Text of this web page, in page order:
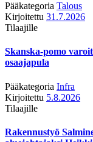
Pääkategoria Talous
Kirjoitettu 31.7.2026
Tilaajille
Skanska-pomo
osaajapula
Pääkategoria Infra
Kirjoitettu 5.8.2026
Tilaajille
Rakennustyö